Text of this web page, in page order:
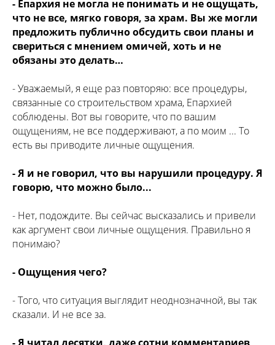
- Епархия не могла не понимать и не ощущать,
что не все, мягко говоря, за храм. Вы же могли
предложить публично обсудить свои планы и
свериться с мнением омичей, хоть и не
обязаны это делать…
- Уважаемый, я еще раз повторяю: все процедуры,
связанные со строительством храма, Епархией
соблюдены. Вот вы говорите, что по вашим
ощущениям, не все поддерживают, а по моим ... То
есть вы приводите личные ощущения.
- Я и не говорил, что вы нарушили процедуру. Я
говорю, что можно было...
- Нет, подождите. Вы сейчас высказались и привели
как аргумент свои личные ощущения. Правильно я
понимаю?
- Ощущения чего?
- Того, что ситуация выглядит неоднозначной, вы так
сказали. И не все за.